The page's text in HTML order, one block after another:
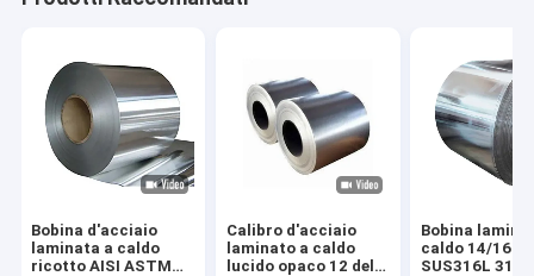
Bobina d'acciaio
laminata a caldo
ricotto AISI ASTM
Calibro d'acciaio
laminato a caldo
lucido opaco 12 della
Bobina
caldo 14/
SUS316L